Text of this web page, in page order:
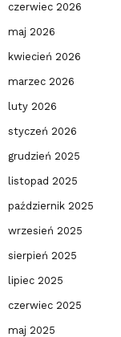
czerwiec 2026
maj 2026
kwiecień 2026
marzec 2026
luty 2026
styczeń 2026
grudzień 2025
listopad 2025
październik 2025
wrzesień 2025
sierpień 2025
lipiec 2025
czerwiec 2025
maj 2025